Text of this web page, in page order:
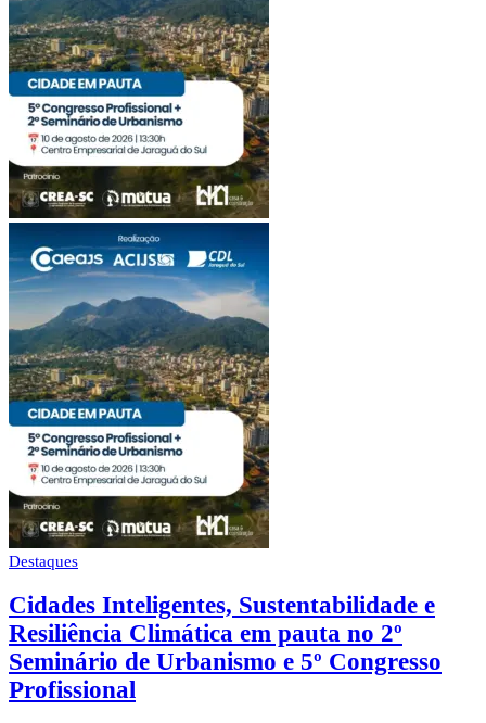
Destaques
Cidades Inteligentes, Sustentabilidade e
Resiliência Climática em pauta no 2º
Seminário de Urbanismo e 5º Congresso
Profissional